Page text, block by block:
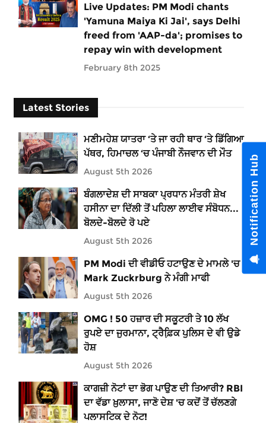
Live Updates: PM Modi chants
'Yamuna Maiya Ki Jai', says Delhi
freed from 'AAP-da'; promises to
repay win with development
February 8th 2025
Latest Stories
ਮਣੀਮਹੇਸ਼ ਯਾਤਰਾ ‘ਤੇ ਜਾ ਰਹੀ ਥਾਰ ‘ਤੇ ਡਿੱਗਿਆ
ਪੱਥਰ, ਹਿਮਾਚਲ ‘ਚ ਪੰਜਾਬੀ ਨੌਜਵਾਨ ਦੀ ਮੌਤ
August 5th 2026
ਬੰਗਲਾਦੇਸ਼ ਦੀ ਸਾਬਕਾ ਪ੍ਰਧਾਨ ਮੰਤਰੀ ਸ਼ੇਖ
ਹਸੀਨਾ ਦਾ ਦਿੱਲੀ ਤੋਂ ਪਹਿਲਾ ਲਾਈਵ ਸੰਬੋਧਨ...
ਬੋਲਦੇ-ਬੋਲਦੇ ਰੋ ਪਏ
August 5th 2026
PM Modi ਦੀ ਵੀਡੀਓ ਹਟਾਉਣ ਦੇ ਮਾਮਲੇ 'ਚ
Mark Zuckrburg ਨੇ ਮੰਗੀ ਮਾਫੀ
August 5th 2026
OMG ! 50 ਹਜ਼ਾਰ ਦੀ ਸਕੂਟਰੀ ਤੇ 10 ਲੱਖ
ਰੁਪਏ ਦਾ ਜੁਰਮਾਨਾ, ਟ੍ਰੈਫ਼ਿ਼ਕ ਪੁਲਿਸ ਦੇ ਵੀ ਉਡੇ
ਹੋਸ਼
August 5th 2026
ਕਾਗਜ਼ੀ ਨੋਟਾਂ ਦਾ ਭੋਗ ਪਾਉਣ ਦੀ ਤਿਆਰੀ? RBI
ਦਾ ਵੱਡਾ ਖ਼ੁਲਾਸਾ, ਜਾਣੋ ਦੇਸ਼ 'ਚ ਕਦੋਂ ਤੋਂ ਚੱਲਣਗੇ
ਪਲਾਸਟਿਕ ਦੇ ਨੋਟ!
Notification Hub